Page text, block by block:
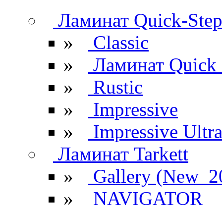
Ламинат Quick-Step
»
Classic
»
Ламинат Quick
»
Rustic
»
Impressive
»
Impressive Ultra
Ламинат Tarkett
»
Gallery
»
NAVIGATOR